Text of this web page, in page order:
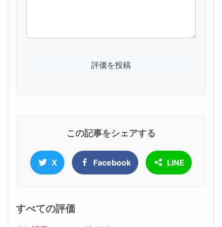
この記事をシェアする
X Facebook LINE
すべての評価